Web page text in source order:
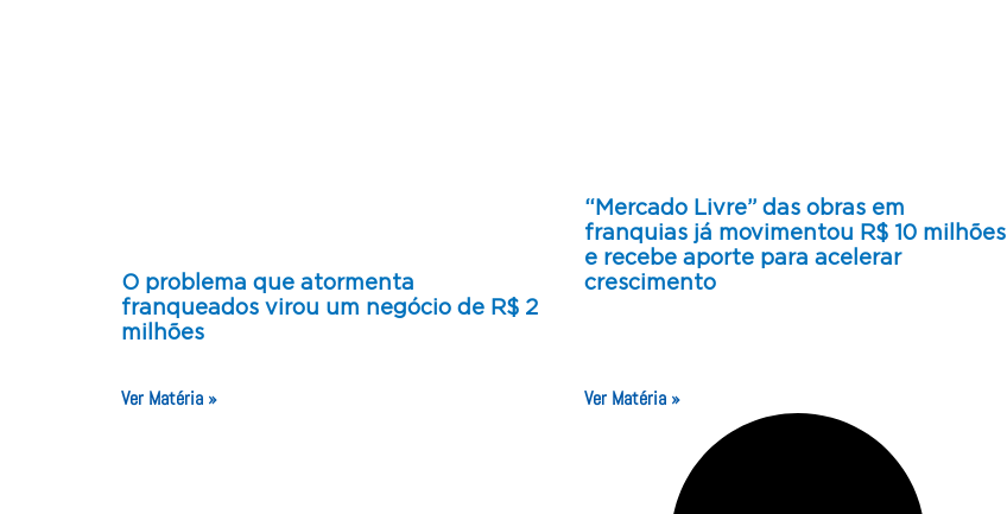
O problema que atormenta
franqueados virou um negócio de R$ 2
milhões
Ver Matéria »
“Mercado Livre” das obras em
franquias já movimentou R$ 10 milhões
e recebe aporte para acelerar
crescimento
Ver Matéria »